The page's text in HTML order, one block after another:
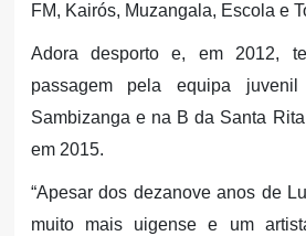
FM, Kairós, Muzangala, Escola e
Adora desporto e, em 2012,
passagem pela equipa
Sambizanga e na B da Santa
em 2015.
“Apesar dos dezanove anos de
muito mais uigense e um